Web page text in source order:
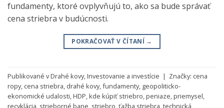
fundamenty, ktoré ovplyvňujú to, ako sa bude správať
cena striebra v budúcnosti.
POKRAČOVAŤ V ČÍTANÍ →
Publikované vDrahé kovy,Investovanie a investície | Značky: cena
ropy, cena striebra, drahé kovy,fundamenty, geopoliticko-
ekonomické udalosti,HDP,kde kúpiť striebro,peniaze,priemysel,
recyklácia, strieborné bane, striebro,ťažba striebra,technická